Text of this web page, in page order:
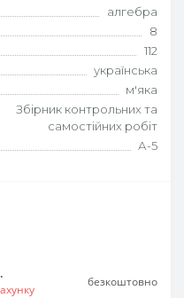
алгебра
8
112
українська
м'яка
Збірник контрольних та
самостійних робіт
А-5
безкоштовно